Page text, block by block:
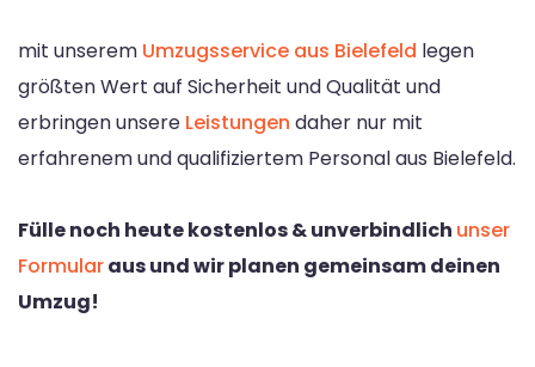
mit unserem Umzugsservice aus Bielefeld legen
größten Wert auf Sicherheit und Qualität und
erbringen unsere Leistungen daher nur mit
erfahrenem und qualifiziertem Personal aus Bielefeld.
Fülle noch heute kostenlos & unverbindlich unser
Formularaus und wir planen gemeinsam deinen
Umzug!